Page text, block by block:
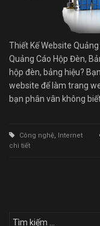
Thiết Kế Website
Quảng Cáo Hộp Đèn,
hộp đèn, bảng hiệu?
website để làm trang
bạn phân vân không
Công nghệ Internet
chi tiết